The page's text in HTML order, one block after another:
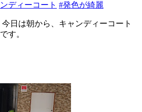
ディーコート #発色が綺麗
日は朝から、キャンディーコート
す。